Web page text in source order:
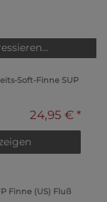
Soft-Finne SUP
24,95 € *
Finne (US) Fluß